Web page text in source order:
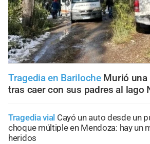
Tragedia en Bariloche Murió una
tras caer con sus padres al lago
Tragedia vial Cayó un auto desde un
choque múltiple en Mendoza: hay un
heridos